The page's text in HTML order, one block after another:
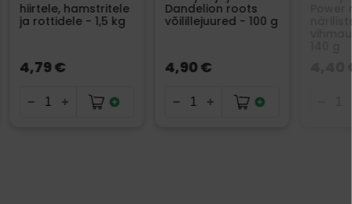
hiirtele, hamstritele
ja rottidele - 1,5 kg
4,79 €
Dandelion roots
võilillejuured - 100 g
4,90 € 4,40